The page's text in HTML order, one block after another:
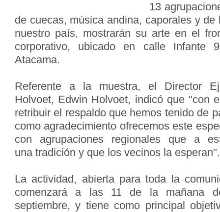
13
de cuecas, música andina, caporales y
nuestro país, mostrarán su arte en el
corporativo, ubicado en calle Infante
Atacama.
Referente a la muestra, el Director
Holvoet, Edwin Holvoet, indicó que "con
retribuir el respaldo que hemos tenido de
como agradecimiento ofrecemos este
con agrupaciones regionales que a
una tradición y que los vecinos la esperan".
La actividad, abierta para toda la
comenzará a las 11 de la mañana
septiembre, y tiene como principal